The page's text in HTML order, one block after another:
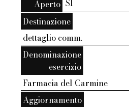
Aperto SÌ
Destinazione
dettaglio comm.
Denominazione
esercizio
Farmacia del Carmine
Aggiornamento